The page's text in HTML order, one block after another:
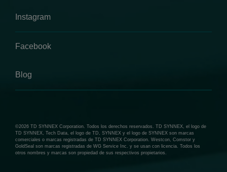
Instagram
Facebook
Blog
©2026 TD SYNNEX Corporation. Todos los derechos reservados. TD SYNNEX, el logo de
TD SYNNEX, Tech Data, el logo de TD, SYNNEX y el logo de SYNNEX son marcas
comerciales o marcas registradas de TD SYNNEX Corporation. Westcon, Comstor y
GoldSeal son marcas registradas de WG Service Inc. y se usan con licencia. Todos los
otros nombres y marcas son propiedad de sus respectivos propietarios.